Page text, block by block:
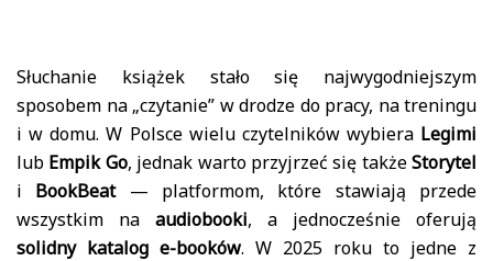
Słuchanie książek stało się najwygodniejszym
sposobem na „czytanie” w drodze do pracy, na treningu
i w domu. W Polsce wielu czytelników wybiera Legimi
lub Empik Go, jednak warto przyjrzeć się takżeStorytel
i BookBeat— platformom, które stawiają przede
wszystkim na audiobooki, a jednocześnie oferują
solidny katalog e-booków. W 2025 roku to jedne z